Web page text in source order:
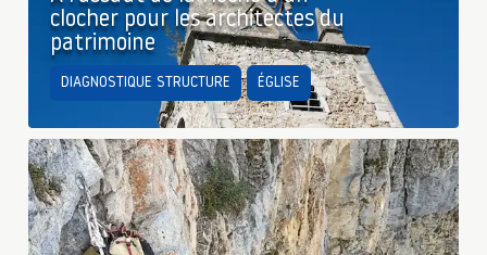
clocher pour les architectes du
patrimoine
DIAGNOSTIQUE STRUCTURE ÉGLISE